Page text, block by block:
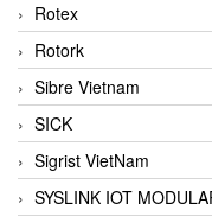
Rotex
Rotork
Sibre Vietnam
SICK
Sigrist VietNam
SYSLINK IOT